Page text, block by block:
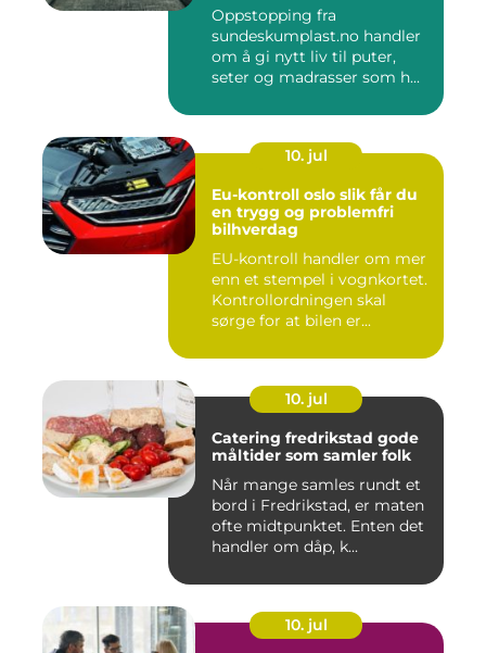
Oppstopping fra
sundeskumplast.no handler
om å gi nytt liv til puter,
seter og madrasser som h...
10. jul
Eu-kontroll oslo slik får du
en trygg og problemfri
bilhverdag
EU-kontroll handler om mer
enn et stempel i vognkortet.
Kontrollordningen skal
sørge for at bilen er...
10. jul
Catering fredrikstad gode
måltider som samler folk
Når mange samles rundt et
bord i Fredrikstad, er maten
ofte midtpunktet. Enten det
handler om dåp, k...
10. jul